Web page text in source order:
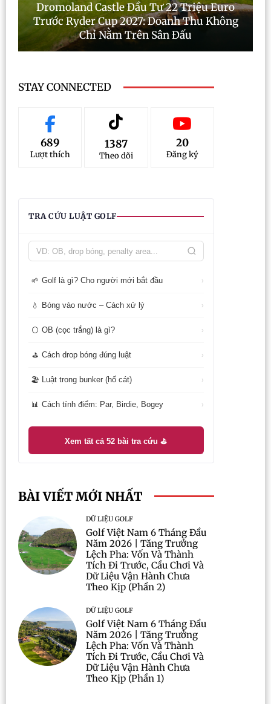
Dromoland Castle Đầu Tư 22 Triệu Euro
Trước Ryder Cup 2027: Doanh Thu Không
Chỉ Nằm Trên Sân Đấu
STAY CONNECTED
689
Lượt thích
1387
Theo dõi
20
Đăng ký
TRA CỨU LUẬT GOLF
🌱 Golf là gì? Cho người mới bắt đầu ›
💧 Bóng vào nước – Cách xử lý ›
⚪ OB (cọc trắng) là gì? ›
⛳ Cách drop bóng đúng luật ›
🏖️ Luật trong bunker (hố cát) ›
📊 Cách tính điểm: Par, Birdie, Bogey ›
Xem tất cả 52 bài tra cứu ⛳
BÀI VIẾT MỚI NHẤT
DỮ LIỆU GOLF
Golf Việt Nam 6 Tháng Đầu
Năm 2026 | Tăng Trưởng
Lệch Pha: Vốn Và Thành
Tích Đi Trước, Cầu Chơi Và
Dữ Liệu Vận Hành Chưa
Theo Kịp (Phần 2)
DỮ LIỆU GOLF
Golf Việt Nam 6 Tháng Đầu
Năm 2026 | Tăng Trưởng
Lệch Pha: Vốn Và Thành
Tích Đi Trước, Cầu Chơi Và
Dữ Liệu Vận Hành Chưa
Theo Kịp (Phần 1)